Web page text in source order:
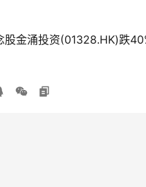
金涌投资(01328.HK)跌